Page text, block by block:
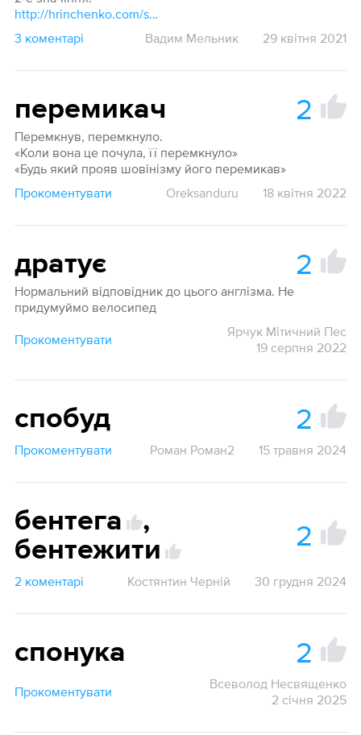
http://hrinchenko.com/slovar/znachenie-slova/29262-mulyty-1.html#show_point
3 коментарі
Вадим Мельник 29 квітня 2021
перемикач 2
Перемкнув, перемкнуло.
«Коли вона це почула, її перемкнуло»
«Будь який прояв шовінізму його перемикав»
Прокоментувати
Oreksanduru 18 квітня 2022
дратує 2
Нормальний відповідник до цього англізма. Не
придумуймо велосипед
Прокоментувати
Ярчук Мітичний Пес
19 серпня 2022
спобуд 2
Прокоментувати Роман Роман2 15 травня 2024
бентега
,
бентежити
2
2 коментарі Костянтин Черній 30 грудня 2024
спонука 2
Прокоментувати
Всеволод Несвященко
2 січня 2025